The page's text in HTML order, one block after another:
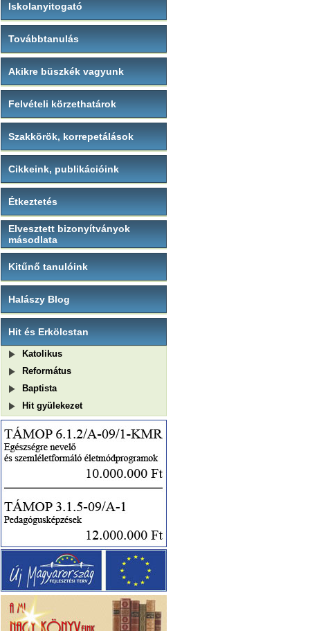
Iskolanyitogató
Továbbtanulás
Akikre büszkék vagyunk
Felvételi körzethatárok
Szakkörök, korrepetálások
Cikkeink, publikációink
Étkeztetés
Elvesztett bizonyítványok
másodlata
Kitűnő tanulóink
Halászy Blog
Hit és Erkölcstan
Katolikus
Református
Baptista
Hit gyülekezet